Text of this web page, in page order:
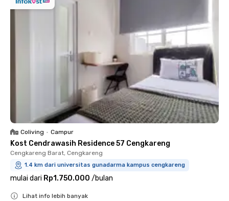
Coliving • Campur
Kost Cendrawasih Residence 57 Cengkareng
Cengkareng Barat, Cengkareng
1.4 km dari universitas gunadarma kampus cengkareng
mulai dari Rp1.750.000 /bulan
Lihat info lebih banyak